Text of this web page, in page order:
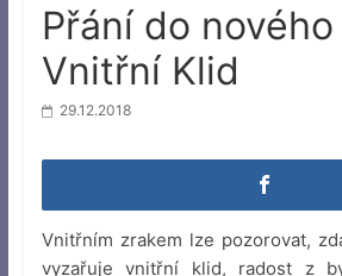
Přání do
Vnitřní Klid
29.12.2018
Vnitřním zrakem lze pozorovat,
vyzařuje vnitřní klid, radost z